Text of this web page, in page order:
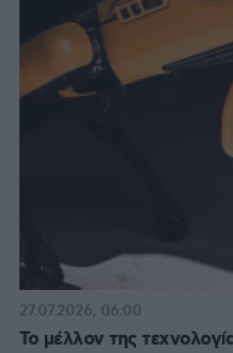
Το μέλλον της
27.07.2026, 06:00